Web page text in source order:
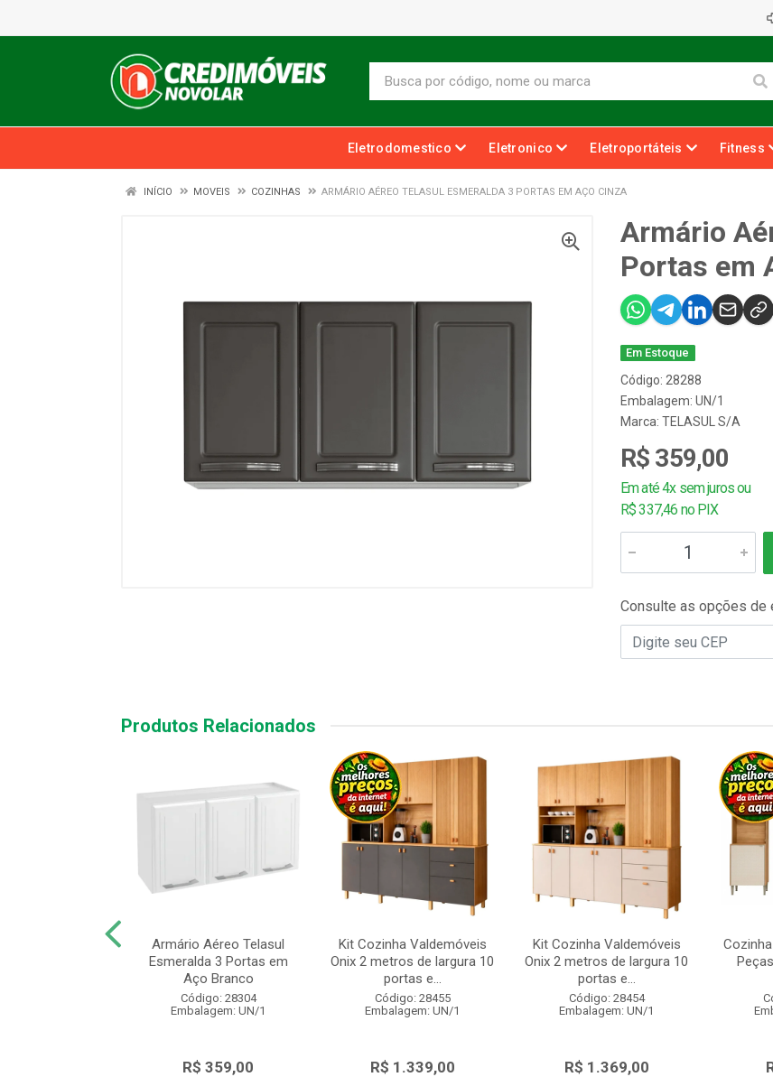
Eletrodomestico Eletronico Eletroportáteis Fitness
INÍCIO MOVEIS COZINHAS ARMÁRIO AÉREO TELASUL ESMERALDA 3 PORTAS EM AÇO CINZA
Armário
Portas em
Em Estoque
Código: 28288
Embalagem: UN/1
Marca: TELASUL S/A
R$ 359,00
Em até 4x sem juros ou
R$ 337,46 no PIX
Consulte as opções de
Produtos Relacionados
Armário Aéreo Telasul
Esmeralda 3 Portas em
Aço Branco
Código: 28304
Embalagem: UN/1
R$ 359,00
Kit Cozinha Valdemóveis
Onix 2 metros de largura 10
portas e...
Código: 28455
Embalagem: UN/1
R$ 1.339,00
Kit Cozinha Valdemóveis
Onix 2 metros de largura 10
portas e...
Código: 28454
Embalagem: UN/1
R$ 1.369,00